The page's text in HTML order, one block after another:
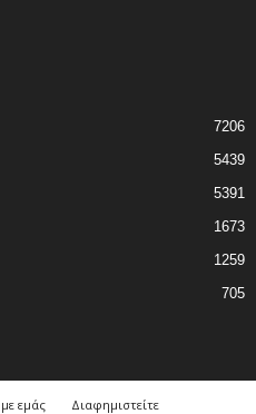
7206
5439
5391
1673
1259
705
εμάς Διαφημιστείτε